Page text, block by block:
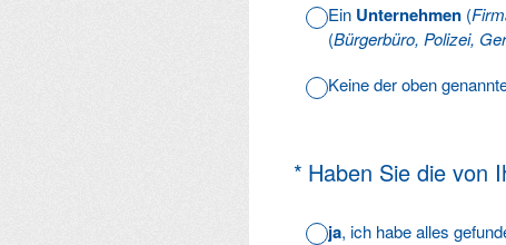
Ein Unternehmen (
(Bürgerbüro, Polizei,
Keine der oben
* Haben Sie die von
(Erforderlich.)
ja, ich habe alles